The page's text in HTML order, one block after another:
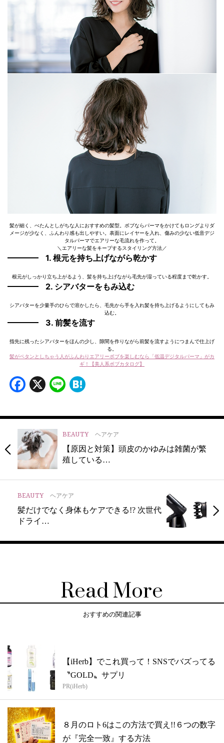
髪が細く、ぺたんとしがちな人におすすめの髪型。ボブならパーマをかけてもロングよりダ
メージが少なく、ふんわり感も出しやすい。表面にレイヤーを入れ、傷みの少ない低音デジ
タルパーマでエアリーな毛流れを作って。
＼エアリーな髪をキープするスタイリング方法／
1. 根元を持ち上げながら乾かす
根元がしっかり立ち上がるよう、髪を持ち上げながら毛先が湿っている程度まで乾かす。
2. シアバターをもみ込む
シアバターを少量手のひらで溶かしたら、毛先から手を入れ髪を持ち上げるようにしてもみ
込む。
3. 前髪を流す
指先に残ったシアバターをほんの少し、隙間を作りながら前髪を流すようにつまんで仕上げ
る。
髪がペタンとしちゃう人がふんわりエアリーボブを楽しむなら「低温デジタルパーマ」がカ
ギ！【美人系ボブカタログ】
Facebook
X Line
BEAUTY ヘアケア
【原因と対策】頭皮のかゆみは雑菌が繁
殖している…
BEAUTY ヘアケア
髪だけでなく身体もケアできる!? 次世代
ドライ…
Read More
おすすめの関連記事
【iHerb】でこれ買って！SNSでバズってる
〝GOLD〟サプリ
PR(iHerb)
８月のロト6はこの方法で買え!!６つの数字
が『完全一致』する方法